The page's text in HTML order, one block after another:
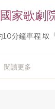
家歌劇
分鐘車程 取
閱讀更多